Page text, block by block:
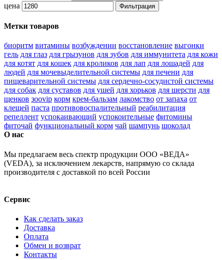
цена
Фильтрация
Метки товаров
биоритм витамины возбуждении восстановление выгонки
гель для глаз для грызунов для зубов для иммунитета для кожи
для котят для кошек для кроликов для лап для лошадей для
людей для мочевыделительной системы для печени для
пищеварительной системы для сердечно-сосудистой системы
для собак для суставов для ушей для хорьков для шерсти для
щенков зооvip корм крем-бальзам лакомство от запаха от
клещей паста противовоспалительный реабилитация
репеллент успокаивающий успокоительные фитомины
фиточай функциональный корм чай шампунь шоколад
О нас
Мы предлагаем весь спектр продукции ООО «ВЕДА»
(VEDA), за исключением лекарств, напрямую со склада
производителя с доставкой по всей России
Сервис
Как сделать заказ
Доставка
Оплата
Обмен и возврат
Контакты